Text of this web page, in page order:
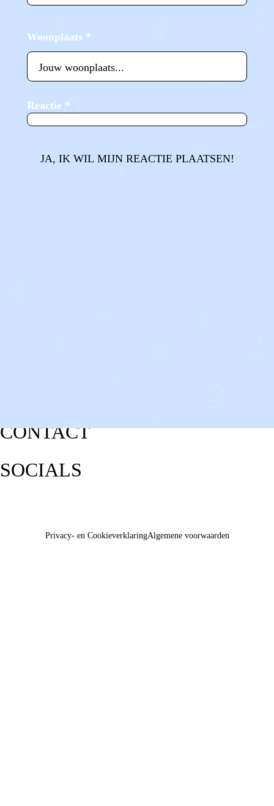
Woonplaats *
Reactie *
JA, IK WIL MIJN REACTIE PLAATSEN!
CONTACT
SOCIALS
Privacy- en CookieverklaringAlgemene voorwaarden